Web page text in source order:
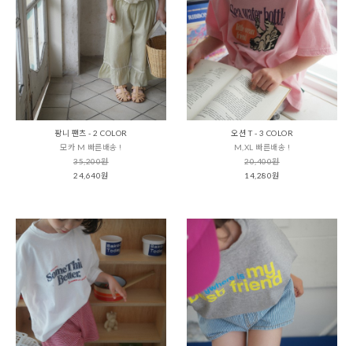
팡니 팬츠 - 2 COLOR
모카 M 빠른배송 !
35,200원
24,640원
오션 T - 3 COLOR
M,XL 빠른배송 !
20,400원
14,280원